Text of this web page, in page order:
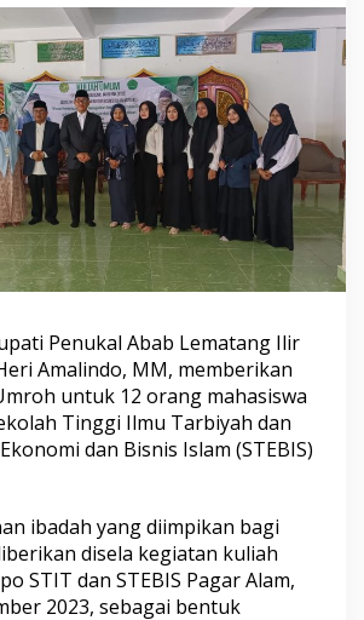
I
U
m
r
o
h
k
a
n
1
2
M
a
a
s
s
w
a
1
0
D
o
Penukal Abab Lematang Ilir
Amalindo, MM, memberikan
untuk 12 orang mahasiswa
Tinggi Ilmu Tarbiyah dan
dan Bisnis Islam (STEBIS)
ibadah yang diimpikan bagi
disela kegiatan kuliah
STIT dan STEBIS Pagar Alam,
2023, sebagai bentuk